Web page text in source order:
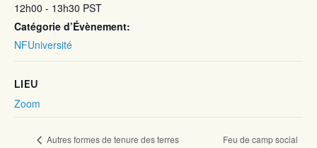
12h00 - 13h30 PST
Catégorie d’Évènement:
NFUniversité
LIEU
Zoom
Autres formes de tenure des terres
Feu de camp social